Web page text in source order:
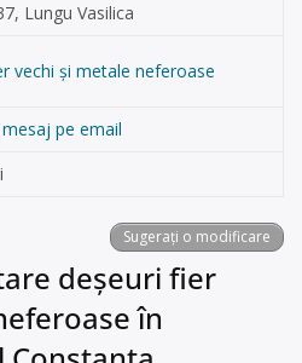
Lungu Vasilica
vechi și metale neferoase
pe email
Sugerați o modificare
deșeuri fier
în